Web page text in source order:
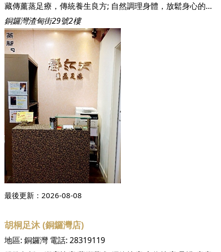
藏傳薰蒸足療，傳統養生良方; 自然調理身體，放鬆身心的好選擇。
銅鑼灣渣甸街29號2樓
最後更新： 2026-08-08
胡桐足沐 (銅鑼灣店)
地區: 銅鑼灣電話: 28319119